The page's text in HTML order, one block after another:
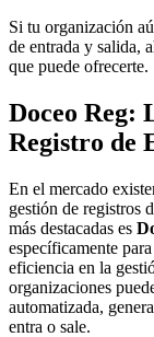
Si tu organización
de entrada y salida,
que puede ofrecerte.
Doceo Reg:
Registro de
En el mercado
gestión de registros
más destacadas es
específicamente
eficiencia en la
organizaciones
automatizada,
entra o sale.